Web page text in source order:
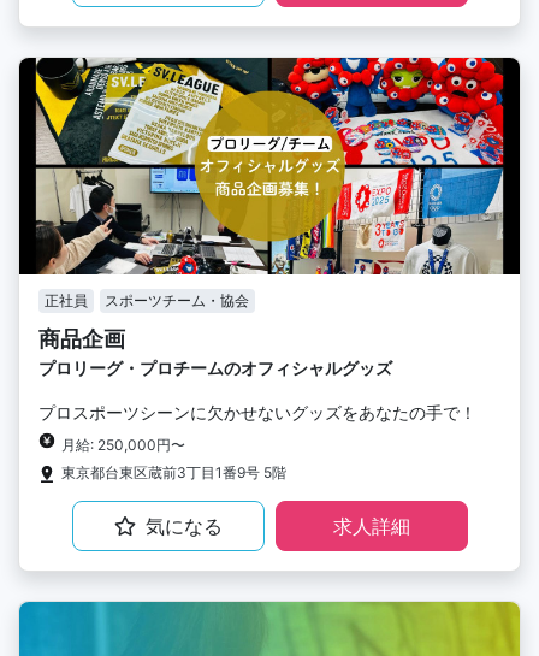
正社員 スポーツチーム・協会
商品企画
プロリーグ・プロチームのオフィシャルグッズ
プロスポーツシーンに欠かせないグッズをあなたの手で！
月給: 250,000円〜
東京都台東区蔵前3丁目1番9号 5階
気になる 求人詳細